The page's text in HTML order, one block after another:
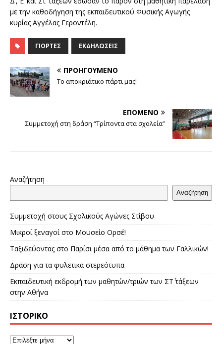
με την καθοδήγηση της εκπαιδευτικού Φυσικής Αγωγής
κυρίας Αγγέλας Γεροντέλη.
ΓΙΟΡΤΈΣ ΕΚΔΗΛΏΣΕΙΣ
ΠΡΟΗΓΟΎΜΕΝΟ
Το αποκριάτικο πάρτι μας!
ΕΠΌΜΕΝΟ
Συμμετοχή στη δράση “Τρίποντα στα σχολεία”
Αναζήτηση
Αναζήτηση
Συμμετοχή στους Σχολικούς Αγώνες Στίβου
Μικροί ξεναγοί στο Μουσείο Ορσέ!
Ταξιδεύοντας στο Παρίσι μέσα από το μάθημα των Γαλλικών!
Δράση για τα φυλετικά στερεότυπα
Εκπαιδευτική εκδρομή των μαθητών/τριών των ΣΤ΄ τάξεων
στην Αθήνα
ΙΣΤΟΡΙΚΌ